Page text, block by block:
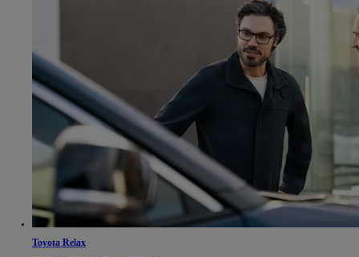
Toyota Relax